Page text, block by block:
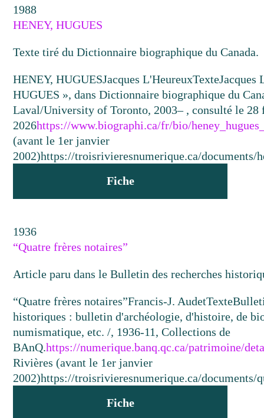
1988
HENEY, HUGUES
Texte tiré du Dictionnaire biographique du Canada.
HENEY, HUGUESJacques L'HeureuxTexteJacques
HUGUES », dans Dictionnaire biographique du
Laval/University of Toronto, 2003– , consulté le 28
2026https://www.biographi.ca/fr/bio/
(avant le 1er janvier
2002)https://troisrivieresnumerique.ca/documents/
Fiche
1936
“Quatre frères notaires”
Article paru dans le Bulletin des recherches
“Quatre frères notaires”Francis-J. AudetTexte
historiques : bulletin d'archéologie, d'histoire, de
numismatique, etc. /, 1936-11, Collections de
BAnQ.https://numerique.banq.qc.ca/patrimoine/
Rivières (avant le 1er janvier
2002)https://troisrivieresnumerique.ca/documents/
Fiche